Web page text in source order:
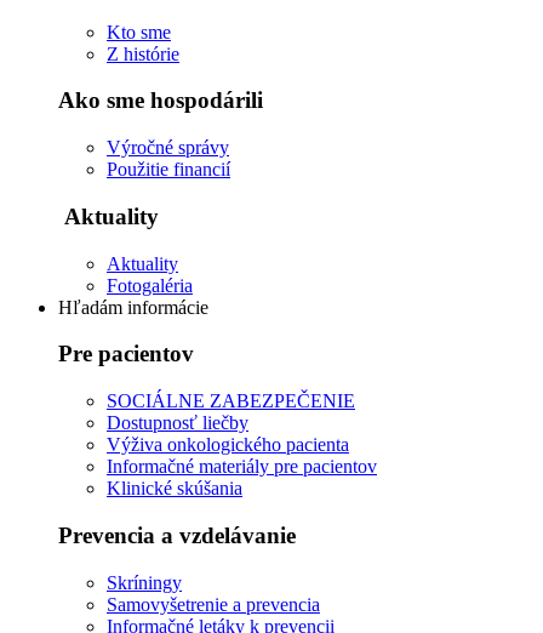
Kto sme
Z histórie
Ako sme hospodárili
Výročné správy
Použitie financií
Aktuality
Aktuality
Fotogaléria
Hľadám informácie
Pre pacientov
SOCIÁLNE ZABEZPEČENIE
Dostupnosť liečby
Výživa onkologického pacienta
Informačné materiály pre pacientov
Klinické skúšania
Prevencia a vzdelávanie
Skríningy
Samovyšetrenie a prevencia
Informačné letáky k prevencii